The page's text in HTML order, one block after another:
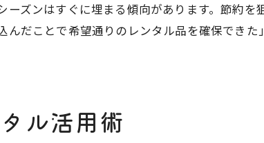
ズンはすぐに埋まる傾向があります。節約を
だことで希望通りのレンタル品を確保でき
ル活用術